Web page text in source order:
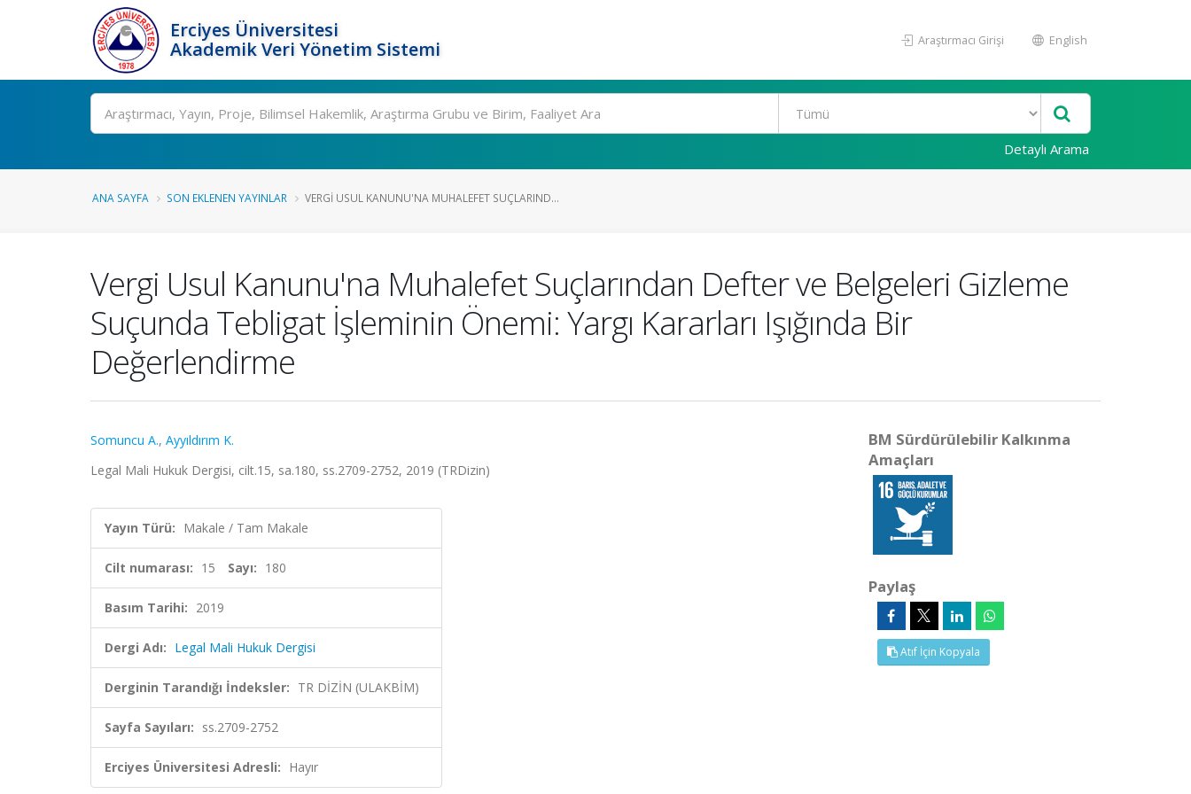
Erciyes Üniversitesi
Akademik Veri Yönetim Sistemi
Araştırmacı Girişi English
Ara
Detaylı Arama
ANA SAYFA SON EKLENEN YAYINLAR VERGI USUL KANUNU'NA MUHALEFET SUÇLARIND...
Vergi Usul Kanunu'na Muhalefet Suçlarından Defter ve Belgeleri Gizleme
Suçunda Tebligat İşleminin Önemi: Yargı Kararları Işığında Bir
Değerlendirme
Somuncu A., Ayyıldırım K.
Legal Mali Hukuk Dergisi, cilt.15, sa.180, ss.2709-2752, 2019 (TRDizin)
Yayın Türü: Makale / Tam Makale
Cilt numarası: 15 Sayı: 180
Basım Tarihi: 2019
Dergi Adı: Legal Mali Hukuk Dergisi
Derginin Tarandığı İndeksler: TR DİZİN (ULAKBİM)
Sayfa Sayıları: ss.2709-2752
Erciyes Üniversitesi Adresli: Hayır
BM Sürdürülebilir Kalkınma
Amaçları
Paylaş
Atıf İçin Kopyala